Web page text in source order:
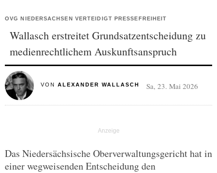
OVG NIEDERSACHSEN VERTEIDIGT PRESSEFREIHEIT
Wallasch erstreitet Grundsatzentscheidung zu
medienrechtlichem Auskunftsanspruch
VON ALEXANDER WALLASCH Sa, 23. Mai 2026
Das Niedersächsische Oberverwaltungsgericht hat in
einer wegweisenden Entscheidung den